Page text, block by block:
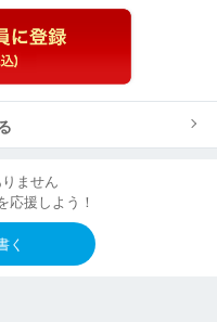
ません
応援しよう！
く